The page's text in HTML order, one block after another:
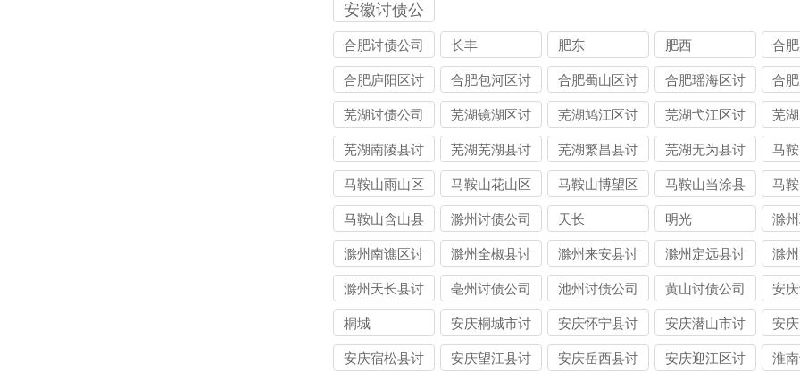
安徽讨债公
司
合肥讨债公司 长丰 肥东 肥西
合
债
合肥庐阳区讨
债公司
合肥包河区讨
债公司
合肥蜀山区讨
债公司
合肥瑶海区讨
债公司
合
债
芜湖讨债公司
芜湖镜湖区讨
债公司
芜湖鸠江区讨
债公司
芜湖弋江区讨
债公司
芜
债
芜湖南陵县讨
债公司
芜湖芜湖县讨
债公司
芜湖繁昌县讨
债公司
芜湖无为县讨
债公司
马
司
马鞍山雨山区
讨债公司
马鞍山花山区
讨债公司
马鞍山博望区
讨债公司
马鞍山当涂县
讨债公司
马
债
马鞍山含山县
讨债公司
滁州讨债公司 天长 明光
滁
债
滁州南谯区讨
债公司
滁州全椒县讨
债公司
滁州来安县讨
债公司
滁州定远县讨
债公司
滁
债
滁州天长县讨
债公司
亳州讨债公司 池州讨债公司 黄山讨债公司 安
桐城
安庆桐城市讨
债公司
安庆怀宁县讨
债公司
安庆潜山市讨
债公司
安
债
安庆宿松县讨
安庆望江县讨
安庆岳西县讨
安庆迎江区讨
淮